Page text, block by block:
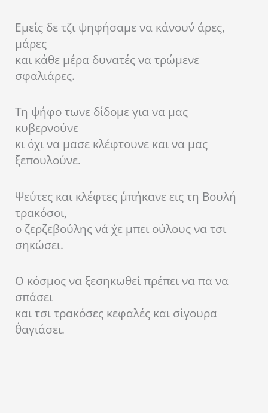
Εμείς δε τζι ψηφήσαμε να κάνουν΄ άρες,
μάρες
και κάθε μέρα δυνατές να τρώμενε
σφαλιάρες.
Τη ψήφο τωνε δίδομε για να μας
κυβερνούνε
κι όχι να μασε κλέφτουνε και να μας
ξεπουλούνε.
Ψεύτες και κλέφτες ΄μπήκανε εις τη Βουλή
τρακόσοι,
ο ζερζεβούλης νά ΄χε μπει ούλους να τσι
σηκώσει.
Ο κόσμος να ξεσηκωθεί πρέπει να πα να
σπάσει
και τσι τρακόσες κεφαλές και σίγουρα
θ΄αγιάσει.